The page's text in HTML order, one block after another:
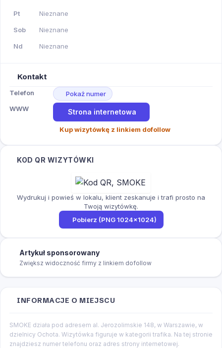
Pt Nieznane
Sob Nieznane
Nd Nieznane
Kontakt
Telefon
Pokaż numer
WWW
Strona internetowa
Kup wizytówkę z linkiem dofollow
KOD QR WIZYTÓWKI
Wydrukuj i powieś w lokalu, klient zeskanuje i trafi prosto na
Twoją wizytówkę.
Pobierz (PNG 1024×1024)
Artykuł sponsorowany
Zwiększ widoczność firmy z linkiem dofollow
INFORMACJE O MIEJSCU
SMOKE działa pod adresem al. Jerozolimskie 148, w Warszawie, w
dzielnicy Ochota. Wizytówka figuruje w kategorii trafika. Na tej stronie
znajdziesz numer telefonu oraz adres strony internetowej.